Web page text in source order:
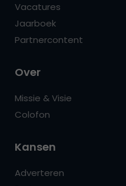
Vacatures
Jaarboek
Partnercontent
Over
Missie & Visie
Colofon
Kansen
Adverteren